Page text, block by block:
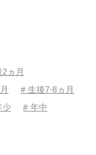
ヵ月
# 生後7⋅8ヵ月
少
# 年中